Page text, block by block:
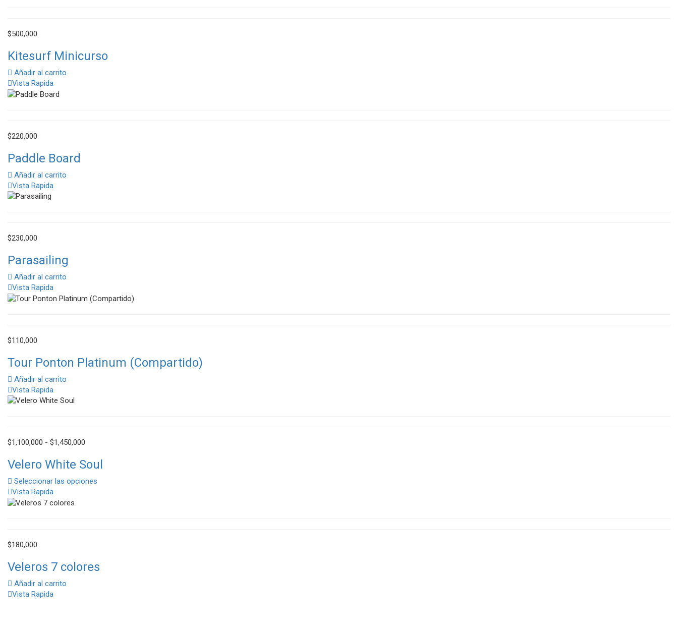
$500,000
Kitesurf Minicurso
Añadir al carrito
Vista Rapida
$220,000
Paddle Board
Añadir al carrito
Vista Rapida
$230,000
Parasailing
Añadir al carrito
Vista Rapida
$110,000
Tour Ponton Platinum (Compartido)
Añadir al carrito
Vista Rapida
$1,100,000 - $1,450,000
precios:
$1,100,000
Velero White Soul
Seleccionar las opciones
Vista Rapida
$180,000
Veleros 7 colores
Añadir al carrito
Vista Rapida